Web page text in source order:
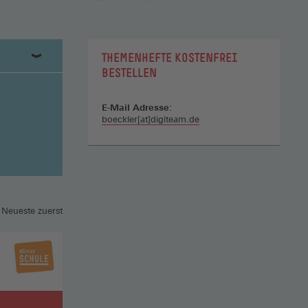
zuerst
THEMENHEFTE KOSTENFREI
BESTELLEN
E-Mail Adresse:
boeckler[at]digiteam.de